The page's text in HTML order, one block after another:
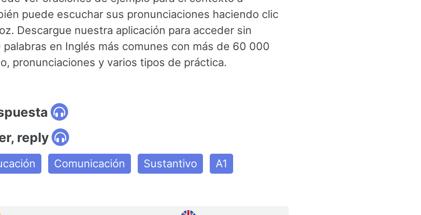
puede escuchar sus pronunciaciones haciendo clic
Descargue nuestra aplicación para acceder sin
en Inglés más comunes con más de 60 000
pronunciaciones y varios tipos de práctica.
reply
Comunicación Sustantivo A1